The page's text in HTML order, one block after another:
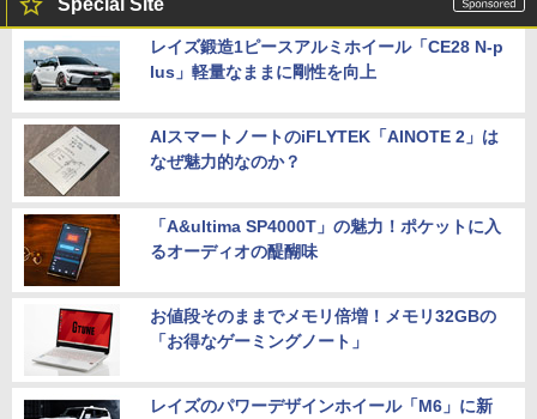
レイズ鍛造1ピースアルミホイール「CE28 N-p
lus」軽量なままに剛性を向上
AIスマートノートのiFLYTEK「AINOTE 2」は
なぜ魅力的なのか？
「A&ultima SP4000T」の魅力！ポケットに入
るオーディオの醍醐味
お値段そのままでメモリ倍増！メモリ32GBの
「お得なゲーミングノート」
レイズのパワーデザインホイール「M6」に新